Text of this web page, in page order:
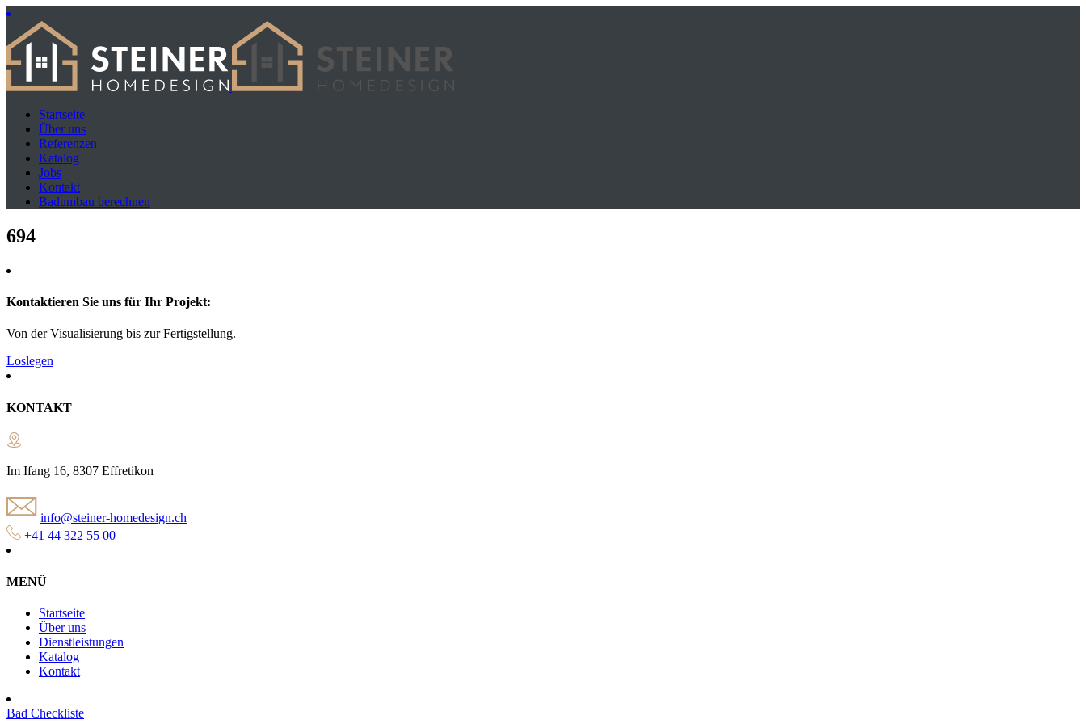
Startseite
Über uns
Referenzen
Katalog
Jobs
Kontakt
Badumbau berechnen
694
Kontaktieren Sie uns für Ihr Projekt:
Von der Visualisierung bis zur Fertigstellung.
Loslegen
KONTAKT
Im Ifang 16, 8307 Effretikon
info@steiner-homedesign.ch
+41 44 322 55 00
MENÜ
Startseite
Über uns
Dienstleistungen
Katalog
Kontakt
Bad Checkliste